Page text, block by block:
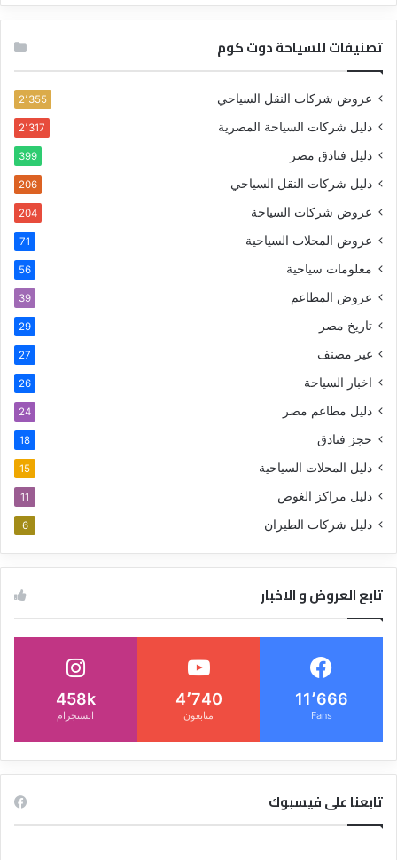
تصنيفات للسياحة دوت كوم
عروض شركات النقل السياحي 2٬355
دليل شركات السياحة المصرية 2٬317
دليل فنادق مصر 399
دليل شركات النقل السياحي 206
عروض شركات السياحة 204
عروض المحلات السياحية 71
معلومات سياحية 56
عروض المطاعم 39
تاريخ مصر 29
غير مصنف 27
اخبار السياحة 26
دليل مطاعم مصر 24
حجز فنادق 18
دليل المحلات السياحية 15
دليل مراكز الغوص 11
دليل شركات الطيران 6
تابع العروض و الاخبار
11٬666
Fans
4٬740
متابعون
458k
انستجرام
تابعنا على فيسبوك